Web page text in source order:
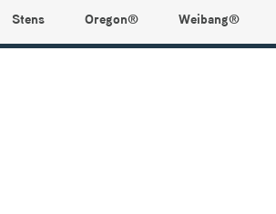
Stens Oregon® Weibang®